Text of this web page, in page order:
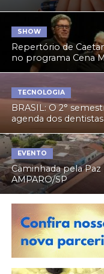
SHOW
Repertório de
no programa Cena
TECNOLOGIA
BRASIL: O 2°
agenda dos dentistas
EVENTO
Caminhada pela
AMPARO/SP